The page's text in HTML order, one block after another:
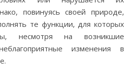
повинуясь своей природе,
те функции, для которых
несмотря на возникшие
изменения в